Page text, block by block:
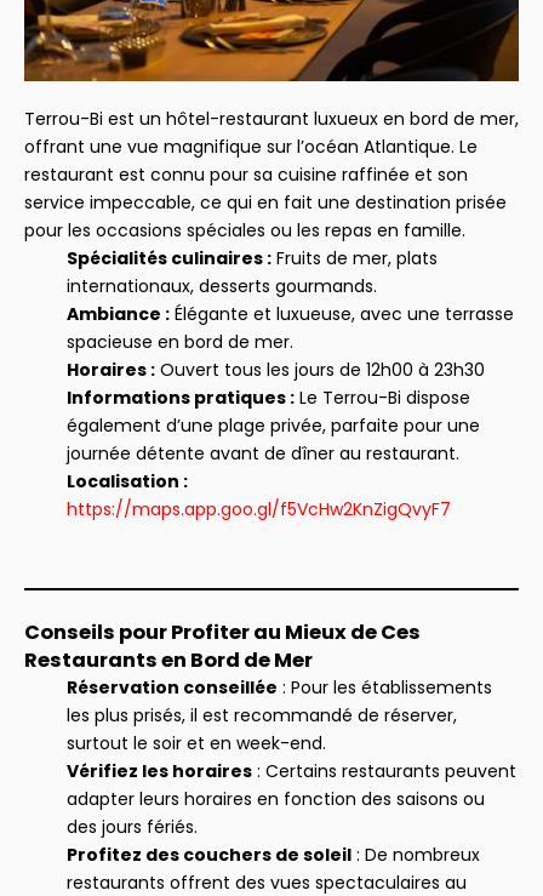
Terrou-Bi est un hôtel-restaurant luxueux en bord de mer,
offrant une vue magnifique sur l’océan Atlantique. Le
restaurant est connu pour sa cuisine raffinée et son
service impeccable, ce qui en fait une destination prisée
pour les occasions spéciales ou les repas en famille.
Spécialités culinaires : Fruits de mer, plats
internationaux, desserts gourmands.
Ambiance : Élégante et luxueuse, avec une terrasse
spacieuse en bord de mer.
Horaires : Ouvert tous les jours de 12h00 à 23h30
Informations pratiques : Le Terrou-Bi dispose
également d’une plage privée, parfaite pour une
journée détente avant de dîner au restaurant.
Localisation :
https://maps.app.goo.gl/f5VcHw2KnZigQvyF7
Conseils pour Profiter au Mieux de Ces
Restaurants en Bord de Mer
Réservation conseillée : Pour les établissements
les plus prisés, il est recommandé de réserver,
surtout le soir et en week-end.
Vérifiez les horaires : Certains restaurants peuvent
adapter leurs horaires en fonction des saisons ou
des jours fériés.
Profitez des couchers de soleil : De nombreux
restaurants offrent des vues spectaculaires au